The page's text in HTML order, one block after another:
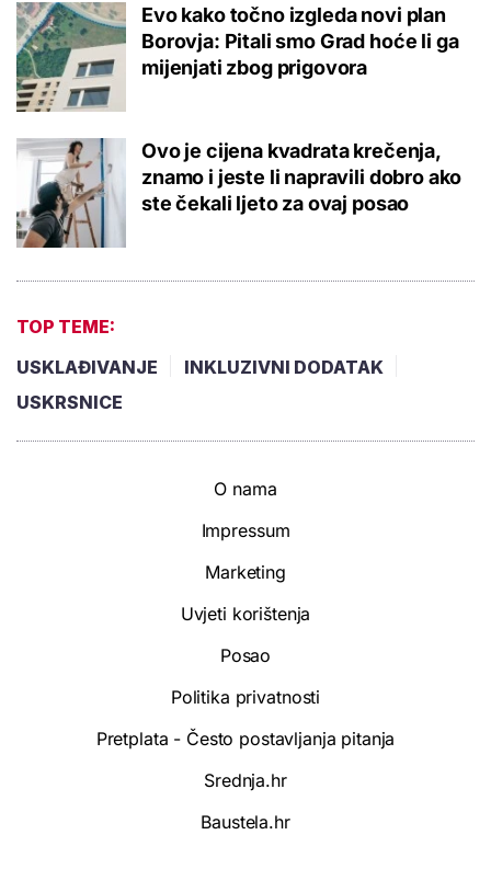
Evo kako točno izgleda novi plan
Borovja: Pitali smo Grad hoće li ga
mijenjati zbog prigovora
Ovo je cijena kvadrata krečenja,
znamo i jeste li napravili dobro ako
ste čekali ljeto za ovaj posao
TOP TEME:
USKLAĐIVANJE
INKLUZIVNI DODATAK
USKRSNICE
O nama
Impressum
Marketing
Uvjeti korištenja
Posao
Politika privatnosti
Pretplata - Često postavljanja pitanja
Srednja.hr
Baustela.hr